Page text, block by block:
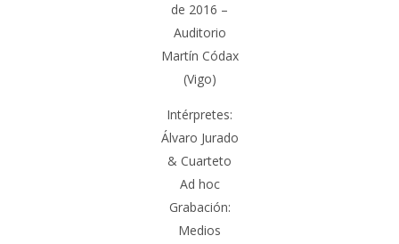
de 2016 –
Auditorio
Martín Códax
(Vigo)
Intérpretes:
Álvaro Jurado
& Cuarteto
Ad hoc
Grabación:
Medios